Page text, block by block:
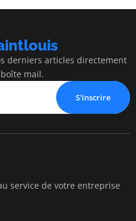
derniers articles directement
mail.
S'inscrire
service de votre entreprise